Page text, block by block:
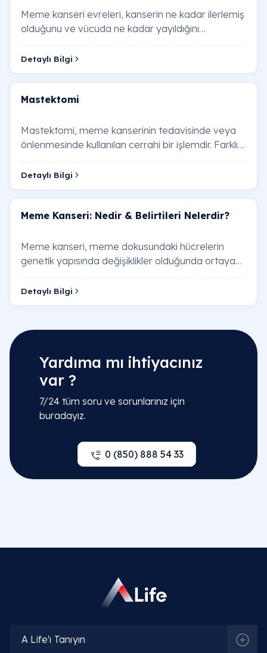
Meme kanseri evreleri, kanserin ne kadar ilerlemiş
olduğunu ve vücuda ne kadar yayıldığını
belirlemek amacıyla kullanılan bir sınıflandırma …
Detaylı Bilgi
Mastektomi
Mastektomi, meme kanserinin tedavisinde veya
önlenmesinde kullanılan cerrahi bir işlemdir. Farklı
mastektomi türleri vardır ve hangi türün u…
Detaylı Bilgi
Meme Kanseri: Nedir & Belirtileri Nelerdir?
Meme kanseri, meme dokusundaki hücrelerin
genetik yapısında değişiklikler olduğunda ortaya
çıkar. Bu hücreler kontrolsüz bir şekilde çoğalır…
Detaylı Bilgi
Yardıma mı ihtiyacınız
var ?
7/24 tüm soru ve sorunlarınız için
buradayız.
0 (850) 888 54 33
A Life'ı Tanıyın